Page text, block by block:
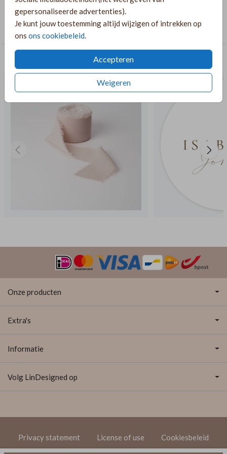
gepersonaliseerde advertenties).
Je kunt jouw toestemming altijd wijzigen of intrekken op
ons ons cookiebeleid
Accepteren
Weigeren
pagina: https://lindesigned.nl/mooie-lintjes
COLLECTIE
Bijzondere vormen
RECOMMENDATIONS CROSS_SELL
Onze producten
Extra's
Informatie
Volg LinDesigned op
Privacy statement License of use Cookiesbeleid